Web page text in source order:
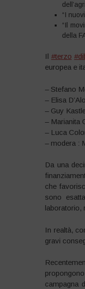
“I
“Il
della
Il #terzo
europea e
– Stefano
– Elisa
– Guy
– Marianita
– Luca
– modera :
Da una
che
sono
laboratorio,
In realtà,
gravi
campagna